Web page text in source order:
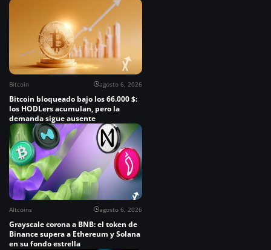
Bitcoin agosto 6, 2026
Bitcoin bloqueado bajo los 66.000 $:
los HODLers acumulan, pero la
demanda sigue ausente
Altcoins agosto 6, 2026
Grayscale corona a BNB: el token de
Binance supera a Ethereum y Solana
en su fondo estrella